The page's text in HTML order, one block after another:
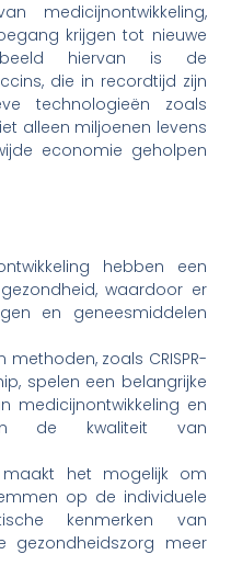
medicijnontwikkeling,
krijgen tot nieuwe
hiervan is de
die in recordtijd zijn
technologieën zoals
alleen miljoenen levens
economie geholpen
hebben een
waardoor er
en geneesmiddelen
zoals CRISPR-
spelen een belangrijke
medicijnontwikkeling en
de kwaliteit van
maakt het mogelijk om
op de individuele
kenmerken van
gezondheidszorg meer